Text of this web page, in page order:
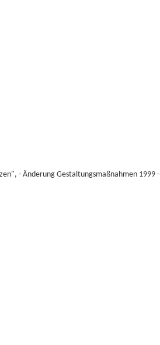
- Änderung Gestaltungsmaßnahmen 1999 -